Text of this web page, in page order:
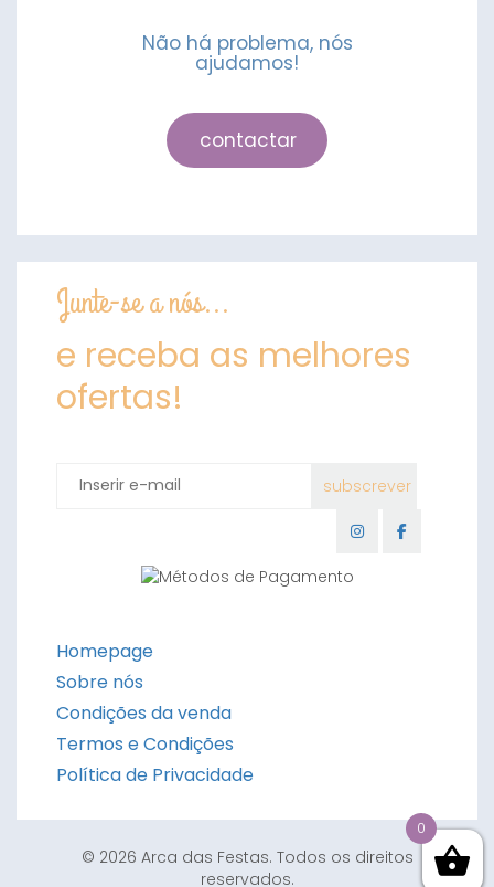
Não há problema, nós
ajudamos!
contactar
Junte-se a nós...
e receba as melhores
ofertas!
Homepage
Sobre nós
Condições da venda
Termos e Condições
Política de Privacidade
© 2026 Arca das Festas. Todos os direitos
reservados.
0